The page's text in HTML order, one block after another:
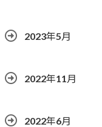
2023年5月
2022年11月
2022年6月